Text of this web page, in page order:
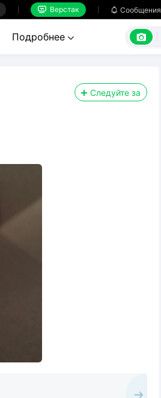
 Верстак  Сообщения
Подробнее  
Следуйте за